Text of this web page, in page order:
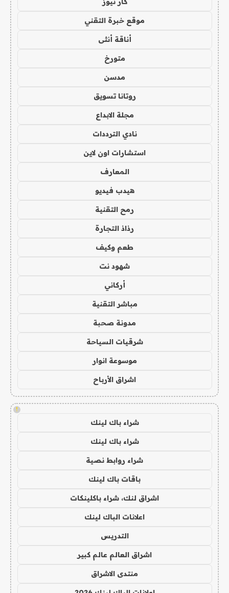
موقع خبرة التقني
أناقة أنثى
متورخ
مدسن
روتانا تسويق
مجلة الابداع
نادي الترددات
استشارات اون لاين
المعارف
هيدب فيديو
رمح التقنية
رذاذ التجارة
طعم وكيف
شهود نت
أركاني
مباشر التقنية
مدونة صحبة
شرقيات السياحة
موسوعة انوار
اشراق الأرباح
!
شراء باك لينك
شراء باك لينك
شراء روابط نصية
باقات باك لينك
اشراق لنك، شراء باكلينكات
اعلانات الباك لينك
التدريس
اشراق العالم عالم كبير
منتدى الاشراق